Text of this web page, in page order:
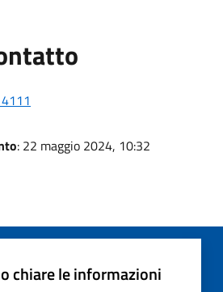
: 22 maggio 2024, 10:32
chiare le informazioni